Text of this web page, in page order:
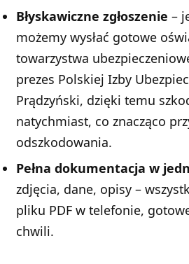
Błyskawiczne zgłoszenie –
możemy wysłać gotowe
towarzystwa
prezes Polskiej Izby
Prądzyński, dzięki temu
natychmiast, co znacząco
odszkodowania.
Pełna dokumentacja w
zdjęcia, dane, opisy –
pliku PDF w telefonie,
chwili.